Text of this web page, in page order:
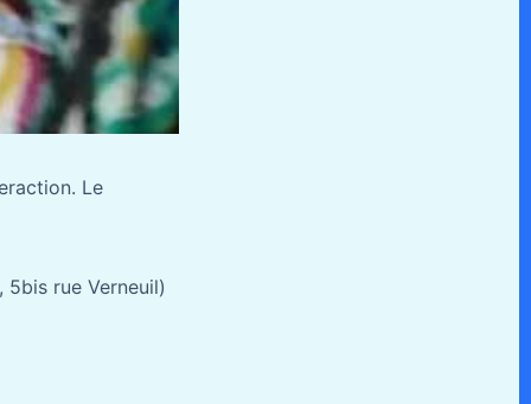
Le
rue Verneuil)